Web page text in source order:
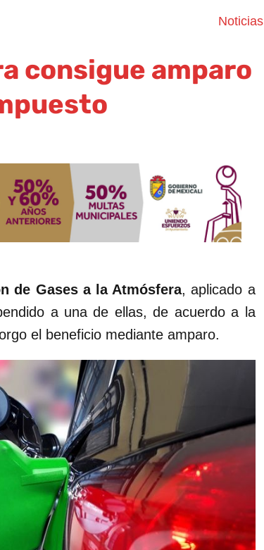
Noticias
consigue amparo
de Gases a la Atmósfera, aplicado a
a una de ellas, de acuerdo a la
el beneficio mediante amparo.